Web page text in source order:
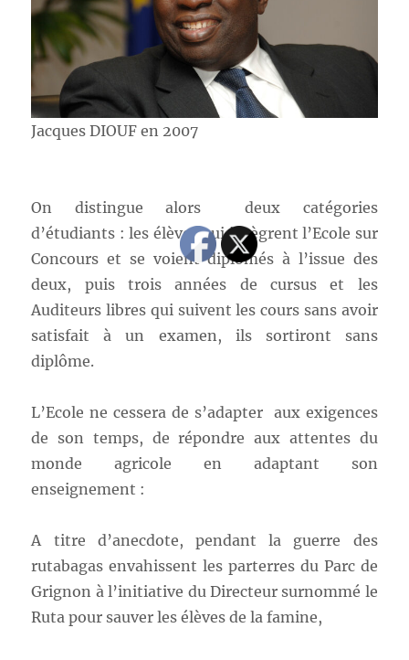
Jacques DIOUF en 2007
On distingue alors deux catégories
d’étudiants : les élèves qui intègrent l’Ecole sur
Concours et se voient diplômés à l’issue des
deux, puis trois années de cursus et les
Auditeurs libres qui suivent les cours sans avoir
satisfait à un examen, ils sortiront sans
diplôme.
L’Ecole ne cessera de s’adapter aux exigences
de son temps, de répondre aux attentes du
monde agricole en adaptant son
enseignement :
A titre d’anecdote, pendant la guerre des
rutabagas envahissent les parterres du Parc de
Grignon à l’initiative du Directeur surnommé le
Ruta pour sauver les élèves de la famine,